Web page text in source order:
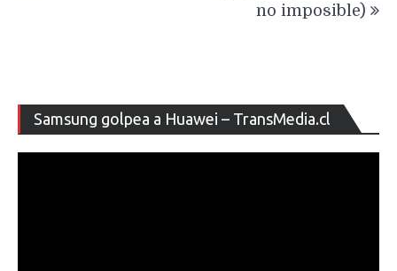
no imposible)
Samsung golpea a Huawei – TransMedia.cl
de